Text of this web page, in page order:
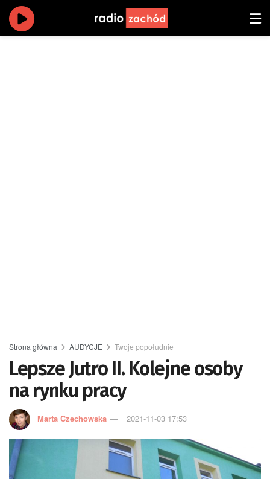
Strona główna AUDYCJE Twoje popołudnie
Lepsze Jutro II. Kolejne osoby
na rynku pracy
Marta Czechowska 2021-11-03 17:53